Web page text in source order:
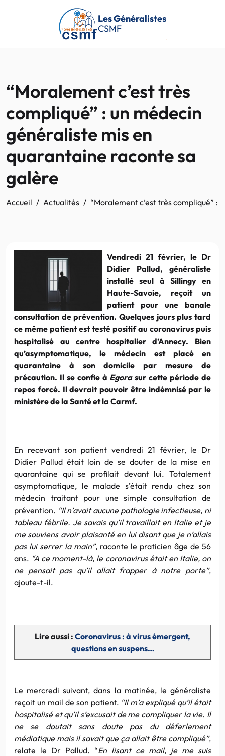
Passer au contenu principal
Les Généralistes
CSMF
“Moralement c’est très
compliqué” : un médecin
généraliste mis en
quarantaine raconte sa
galère
Accueil Actualités “Moralement c’est très compliqué” :
Vendredi 21 février, le Dr
Didier Pallud, généraliste
installé seul à Sillingy en
Haute-Savoie, reçoit un
patient pour une banale
consultation de prévention. Quelques jours plus tard
ce même patient est testé positif au coronavirus puis
hospitalisé au centre hospitalier d’Annecy. Bien
qu’asymptomatique, le médecin est placé en
quarantaine à son domicile par mesure de
précaution. Il se confie à Egorasur cette période de
repos forcé. Il devrait pouvoir être indémnisé par le
ministère de la Santé et la Carmf.
En recevant son patient vendredi 21 février, le Dr
Didier Pallud était loin de se douter de la mise en
quarantaine qui se profilait devant lui. Totalement
asymptomatique, le malade s’était rendu chez son
médecin traitant pour une simple consultation de
prévention. “Il n’avait aucune pathologie infectieuse, ni
tableau fébrile. Je savais qu’il travaillait en Italie et je
me souviens avoir plaisanté en lui disant que je n’allais
pas lui serrer la main”, raconte le praticien âge de 56
ans. “A ce moment-là, le coronavirus était en Italie, on
ne pensait pas qu’il allait frapper à notre porte”,
ajoute-t-il.
Lire aussi : Coronavirus : à virus émergent,
questions en suspens…
Le mercredi suivant, dans la matinée, le généraliste
reçoit un mail de son patient. “Il m’a expliqué qu’il était
hospitalisé et qu’il s’excusait de me compliquer la vie. Il
ne se doutait sans doute pas du déferlement
médiatique mais il savait que ça allait être compliqué”,
relate le Dr Pallud. “En lisant ce mail, je me suis